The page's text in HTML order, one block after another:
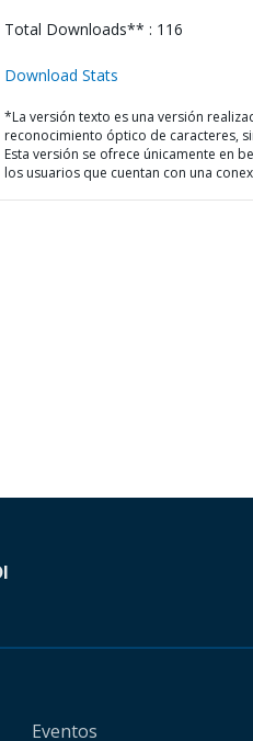
Total Downloads** : 116
Download Stats
*La versión texto es una versión
reconocimiento óptico de caracteres,
Esta versión se ofrece únicamente en
los usuarios que cuentan con una
Eventos